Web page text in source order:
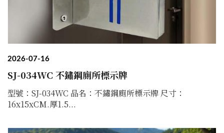
2026-07-16
SJ-034WC 不鏽鋼廁所標示牌
型號：SJ-034WC 品名：不鏽鋼廁所標示牌 尺寸：
16x15xCM.厚1.5...